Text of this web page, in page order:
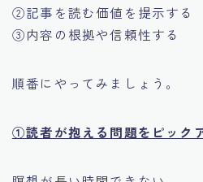
②記事を読む価値を提示する
③内容の根拠や信頼性する
順番にやってみましょう。
①読者が抱える問題をピック